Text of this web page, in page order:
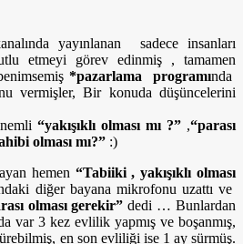
yayınlanan sadece insanları
etmeyi görev edinmiş , tamamen
*pazarlama programında
vermişler, Bir konuda düşüncelerini
“yakışıklı olması mı ?” ,“parası
olması mı?” :)
hemen “Tabiiki , yakışıklı olması
diğer bayana mikrofonu uzattı ve
olması gerekir” dedi … Bunlardan
var 3 kez evlilik yapmış ve boşanmış,
en son evliliği ise 1 ay sürmüş.